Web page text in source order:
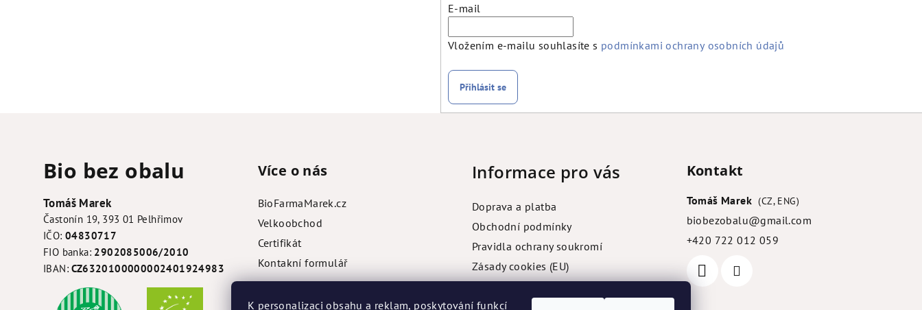
K personalizaci obsahu a reklam, poskytování funkcí
E-mail
Vložením e-mailu souhlasíte s podmínkami ochrany osobních údajů
Přihlásit se
Bio bez obalu
Tomáš Marek
Častonín 19, 393 01 Pelhřimov
IČO: 04830717
FIO banka: 2902085006/2010
IBAN:CZ6320100000002401924983
Více o nás
BioFarmaMarek.cz
Velkoobchod
Certifikát
Kontakní formulář
Informace pro vás
Doprava a platba
Obchodní podmínky
Pravidla ochrany soukromí
Zásady cookies (EU)
Kontakt
Tomáš Marek
biobezobalu@gmail.com
+420 722 012 059